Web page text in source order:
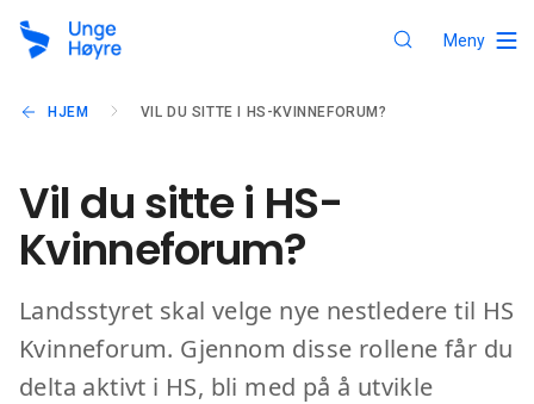
Meny
HJEM VIL DU SITTE I HS-KVINNEFORUM?
Vil du sitte i HS-
Kvinneforum?
Landsstyret skal velge nye nestledere til HS
Kvinneforum. Gjennom disse rollene får du
delta aktivt i HS, bli med på å utvikle